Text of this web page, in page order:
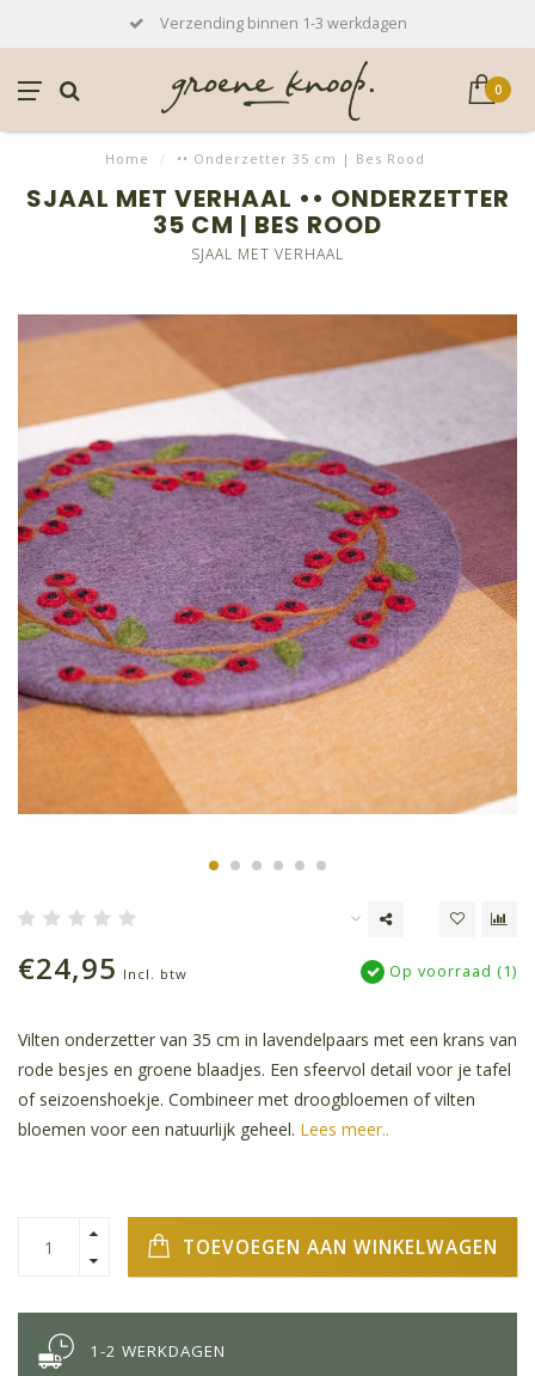
Verzending binnen 1-3 werkdagen
0
Home / •• Onderzetter 35 cm | Bes Rood
SJAAL MET VERHAAL •• ONDERZETTER
35 CM | BES ROOD
SJAAL MET VERHAAL
€24,95 Incl. btw Op voorraad (1)
Vilten onderzetter van 35 cm in lavendelpaars met een krans van
rode besjes en groene blaadjes. Een sfeervol detail voor je tafel
of seizoenshoekje. Combineer met droogbloemen of vilten
bloemen voor een natuurlijk geheel. Lees meer..
TOEVOEGEN AAN WINKELWAGEN
1-2 WERKDAGEN